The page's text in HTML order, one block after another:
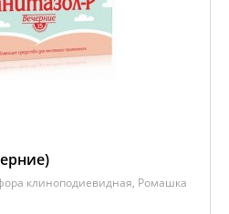
клиноподиевидная, Ромашка